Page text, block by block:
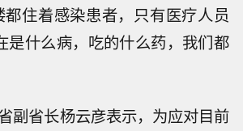
住着感染患者，只有医疗人员
是什么病，吃的什么药，我们都
副省长杨云彦表示，为应对目前